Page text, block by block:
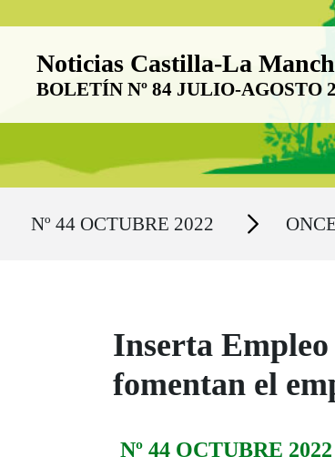
Boletín Noticias Castilla-
Noticias Castilla-La
BOLETÍN Nº 84 JULIO-AGOSTO
Nº 44 OCTUBRE 2022 Secciones
Inserta
fomentan el
Nº 44 OCTUBRE 2022